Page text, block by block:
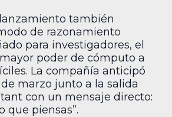
también
de razonamiento
para investigadores, el
poder de cómputo a
La compañía anticipó
marzo junto a la salida
con un mensaje directo:
que piensas”.